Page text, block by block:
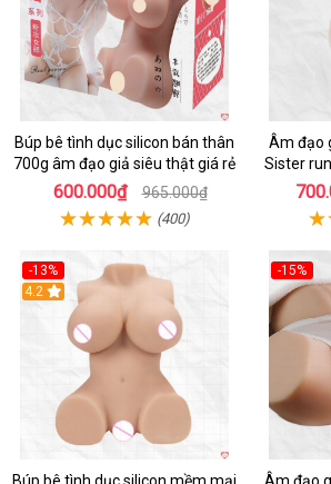
Búp bê tình dục silicon bán thân
700g âm đạo giả siêu thật giá rẻ
600.000₫ 965.000₫
(400)
Âm đạo
Sister
-13%
4.2
-15%
Hot